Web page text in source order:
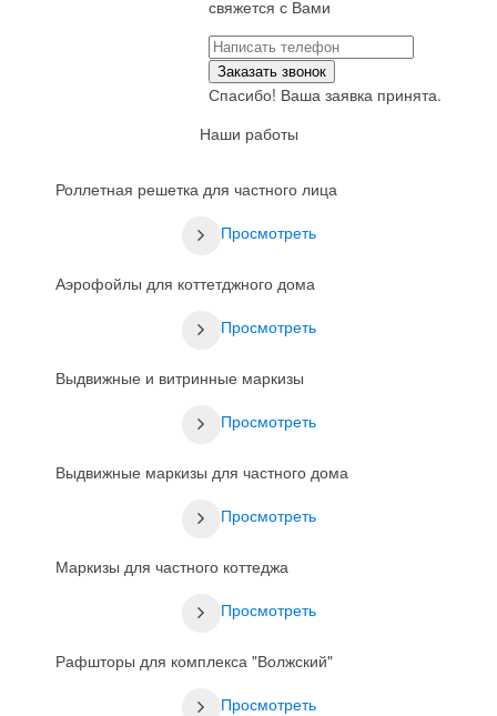
свяжется с Вами
Заказать звонок
Спасибо! Ваша заявка принята.
Наши работы
Роллетная решетка для частного лица
Просмотреть
Аэрофойлы для коттетджного дома
Просмотреть
Выдвижные и витринные маркизы
Просмотреть
Выдвижные маркизы для частного дома
Просмотреть
Маркизы для частного коттеджа
Просмотреть
Рафшторы для комплекса "Волжский"
Просмотреть